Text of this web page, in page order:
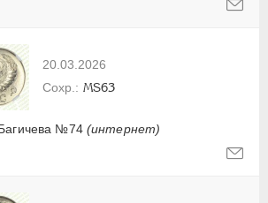
20.03.2026
№74 (интернет)
MS63